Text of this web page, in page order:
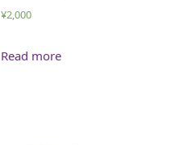
¥2,000
Read more